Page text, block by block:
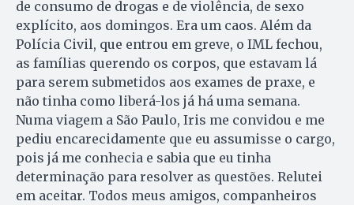
de consumo de drogas e de violência, de sexo
explícito, aos domingos. Era um caos. Além da
Polícia Civil, que entrou em greve, o IML fechou,
as famílias querendo os corpos, que estavam lá
para serem submetidos aos exames de praxe, e
não tinha como liberá-los já há uma semana.
Numa viagem a São Paulo, Iris me convidou e me
pediu encarecidamente que eu assumisse o cargo,
pois já me conhecia e sabia que eu tinha
determinação para resolver as questões. Relutei
em aceitar. Todos meus amigos, companheiros